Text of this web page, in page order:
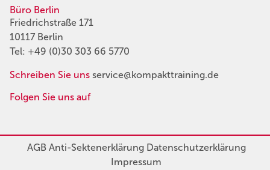
Büro Berlin
Friedrichstraße 171
10117 Berlin
Tel: +49 (0)30 303 66 5770
Schreiben Sie uns service@kompakttraining.de
Folgen Sie uns auf
AGBAnti-SektenerklärungDatenschutzerklärung
Impressum